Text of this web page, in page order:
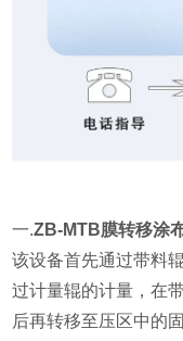
一.ZB-MTB膜转移涂
该设备首先通过带料
过计量辊的计量，在
后再转移至压区中的